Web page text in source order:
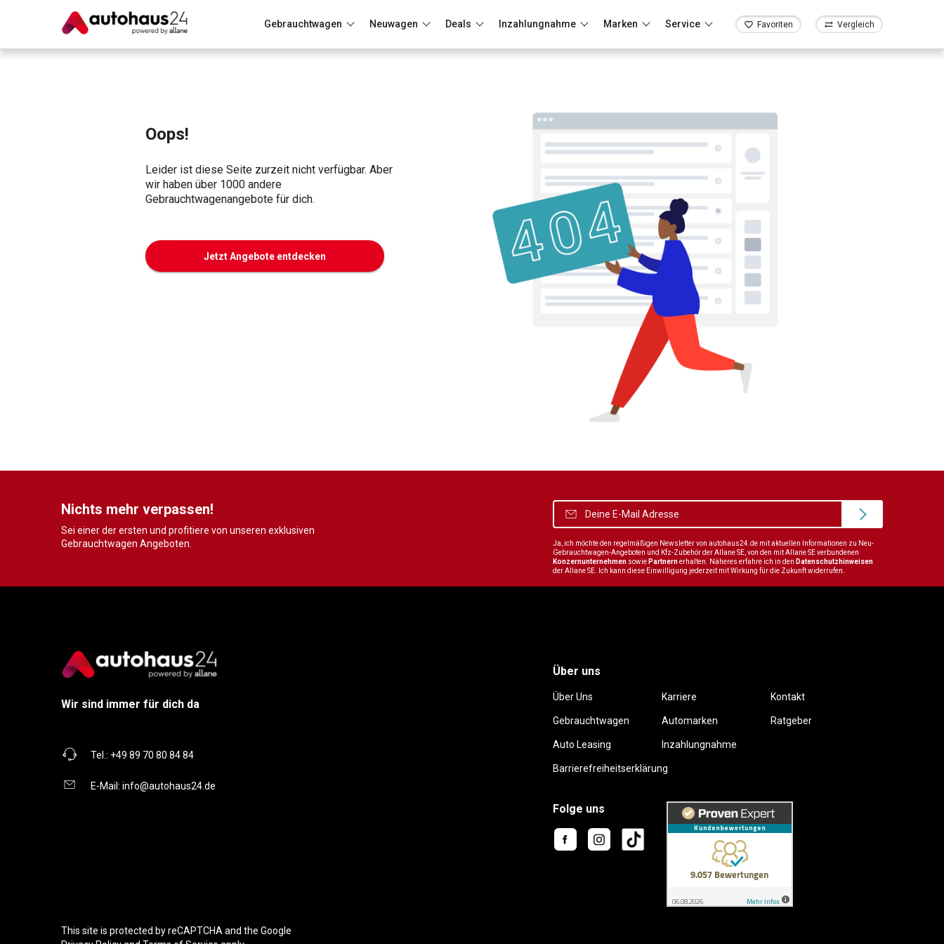
Gebrauchtwagen Neuwagen Deals Inzahlungnahme Marken Service Favoriten Vergleich
Oops!
Leider ist diese Seite zurzeit nicht verfügbar. Aber
wir haben über 1000 andere
Gebrauchtwagenangebote für dich.
Jetzt Angebote entdecken
Nichts mehr verpassen!
Sei einer der ersten und profitiere von unseren exklusiven
Gebrauchtwagen Angeboten.
Ja, ich möchte den regelmäßigen Newsletter von autohaus24.de mit aktuellen Informationen zu Neu-
Gebrauchtwagen-Angeboten und Kfz-Zubehör der Allane SE, von den mit Allane SE verbundenen
Konzernunternehmen sowie Partnernerhalten. Näheres erfahre ich in den Datenschutzhinweisen
der Allane SE. Ich kann diese Einwilligung jederzeit mit Wirkung für die Zukunft widerrufen.
Wir sind immer für dich da
Tel.: +49 89 70 80 84 84
E-Mail: info@autohaus24.de
Über uns
Über Uns Karriere Kontakt
Gebrauchtwagen Automarken Ratgeber
Auto Leasing Inzahlungnahme
Barrierefreiheitserklärung
Folge uns
This site is protected by reCAPTCHA and the Google